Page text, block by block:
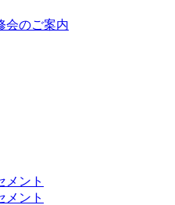
会のご案内
メント
メント